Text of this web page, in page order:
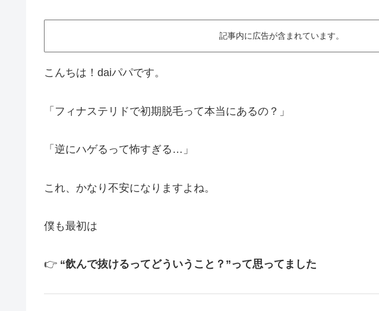
記事内に広告が含まれています。
こんちは！daiパパです。
「フィナステリドで初期脱毛って本当にあるの？」
「逆にハゲるって怖すぎる…」
これ、かなり不安になりますよね。
僕も最初は
👉 “飲んで抜けるってどういうこと？”って思ってました